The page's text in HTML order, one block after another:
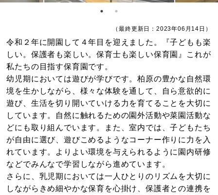
（最終更新日：2023年06月14日）
令和２年に開園して４年目を迎えました。『子どもも楽
しい。保護者も楽しい。保育士も楽しい保育園』これが
私たちの目指す保育園です。
幼児期においては遊びが学びです。柏原の豊かな自然環
境を生かしながら、様々な体験を通して、自ら意欲的に
遊び、生活を切り開いていける力を育てることを大切に
しています。自然に触れるための園外活動や菜園活動な
どにも取り組んでいます。また、室内では、子どもたち
が自由に選び、遊びこめるようなコーナー作りに力を入
れています。よりよい環境を与えられるように園内研修
などでみんなで学習しながら進めています。
さらに、乳児期においては一人ひとりのリズムを大切に
しながらきめ細やかな保育を心掛け、保護者との連携を